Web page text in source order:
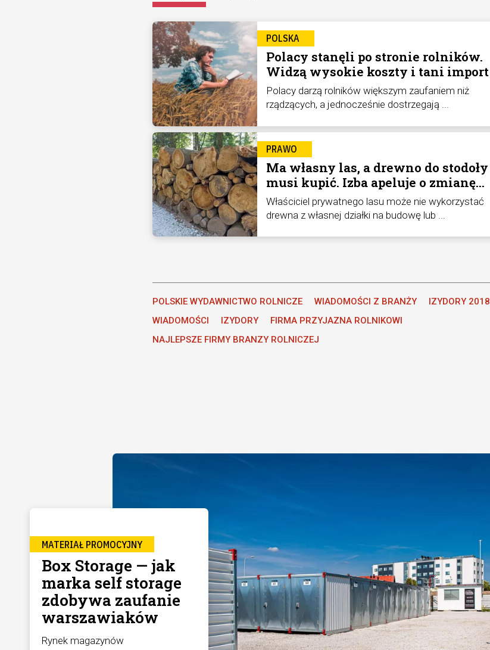
POLSKA
Polacy stanęli po stronie rolników.
Widzą wysokie koszty i tani import
Polacy darzą rolników większym zaufaniem niż
rządzących, a jednocześnie dostrzegają ...
PRAWO
Ma własny las, a drewno do stodoły
musi kupić. Izba apeluje o zmianę
przepisów
Właściciel prywatnego lasu może nie wykorzystać
drewna z własnej działki na budowę lub ...
POLSKIE WYDAWNICTWO ROLNICZE WIADOMOŚCI Z BRANŻY
IZYDORY 2018
WIADOMOŚCI
IZYDORY
FIRMA PRZYJAZNA ROLNIKOWI
NAJLEPSZE FIRMY BRANZY ROLNICZEJ
MATERIAŁ PROMOCYJNY
Box Storage — jak
marka self storage
zdobywa zaufanie
warszawiaków
Rynek magazynów